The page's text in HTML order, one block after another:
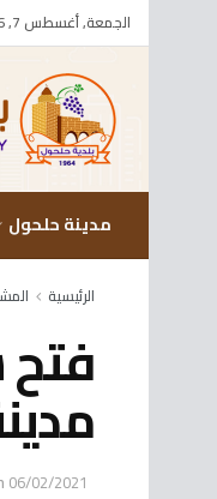
الجمعة, أغسطس 7, 2026
مدينة حلحول
الرئيسية
06/02/2021